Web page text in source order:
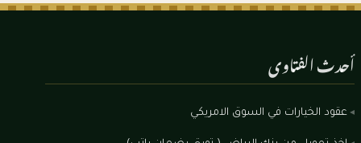
أحدث الفتاوى
عقود الخيارات في السوق الامريكي